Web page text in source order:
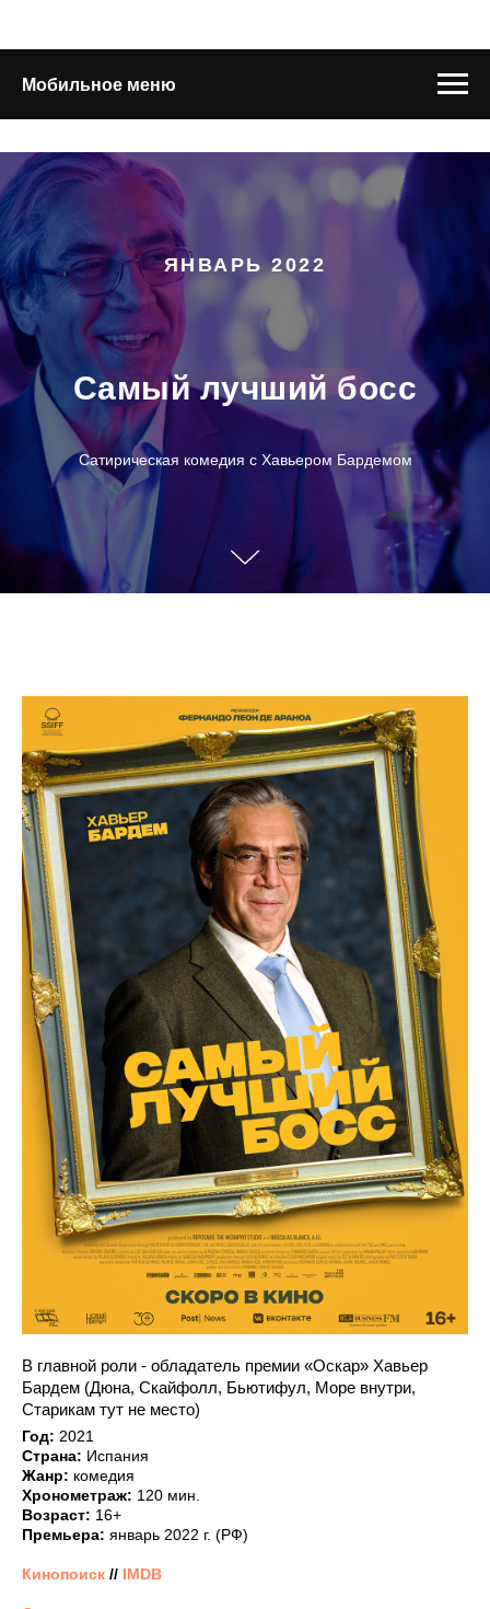
Мобильное меню
ЯНВАРЬ 2022
Самый лучший босс
Сатирическая комедия с Хавьером Бардемом
В главной роли - обладатель премии «Оскар» Хавьер
Бардем (Дюна, Скайфолл, Бьютифул, Море внутри,
Старикам тут не место)
Год: 2021
Страна: Испания
Жанр: комедия
Хронометраж: 120 мин.
Возраст: 16+
Премьера: январь 2022 г. (РФ)
Кинопоиск // IMDB